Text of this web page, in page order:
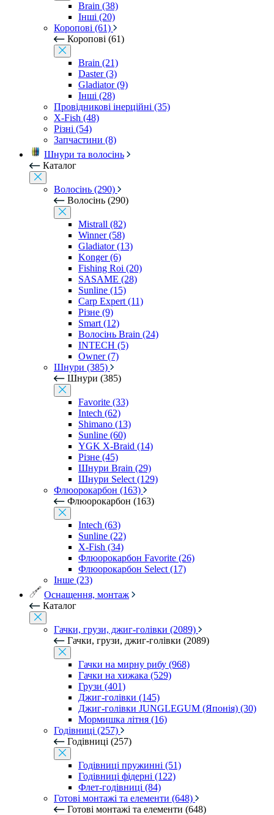
Brain (38)
Інші (20)
Коропові (61)
Коропові (61)
Brain (21)
Daster (3)
Gladiator (9)
Інші (28)
Провідникові інерційні (35)
X-Fish (48)
Різні (54)
Запчастини (8)
Шнури та волосінь
Каталог
Волосінь (290)
Волосінь (290)
Mistrall (82)
Winner (58)
Gladiator (13)
Konger (6)
Fishing Roi (20)
SASAME (28)
Sunline (15)
Carp Expert (11)
Різне (9)
Smart (12)
Волосінь Brain (24)
INTECH (5)
Owner (7)
Шнури (385)
Шнури (385)
Favorite (33)
Intech (62)
Shimano (13)
Sunline (60)
YGK X-Braid (14)
Різне (45)
Шнури Brain (29)
Шнури Select (129)
Флюорокарбон (163)
Флюорокарбон (163)
Intech (63)
Sunline (22)
X-Fish (34)
Флюорокарбон Favorite (26)
Флюорокарбон Select (17)
Інше (23)
Оснащення, монтаж
Каталог
Гачки, грузи, джиг-голівки (2089)
Гачки, грузи, джиг-голівки (2089)
Гачки на мирну рибу (968)
Гачки на хижака (529)
Грузи (401)
Джиг-голівки (145)
Джиг-голівки JUNGLEGUM (Японія) (30)
Мормишка літня (16)
Годівниці (257)
Годівниці (257)
Годівниці пружинні (51)
Годівниці фідерні (122)
Флет-годівниці (84)
Готові монтажі та елементи (648)
Готові монтажі та елементи (648)